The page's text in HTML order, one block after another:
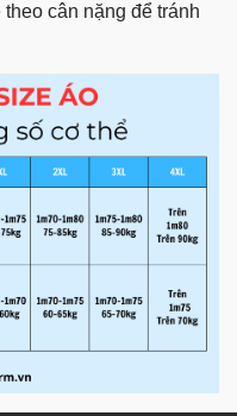
cân nặng để tránh